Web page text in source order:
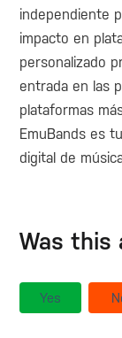
independiente
impacto en
personalizado
entrada en las
plataformas
EmuBands es
digital de
Was this
Yes